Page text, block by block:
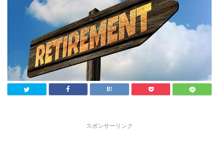
スポンサーリンク